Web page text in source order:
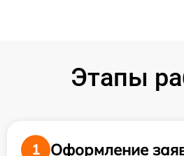
Этапы
1
Оформление